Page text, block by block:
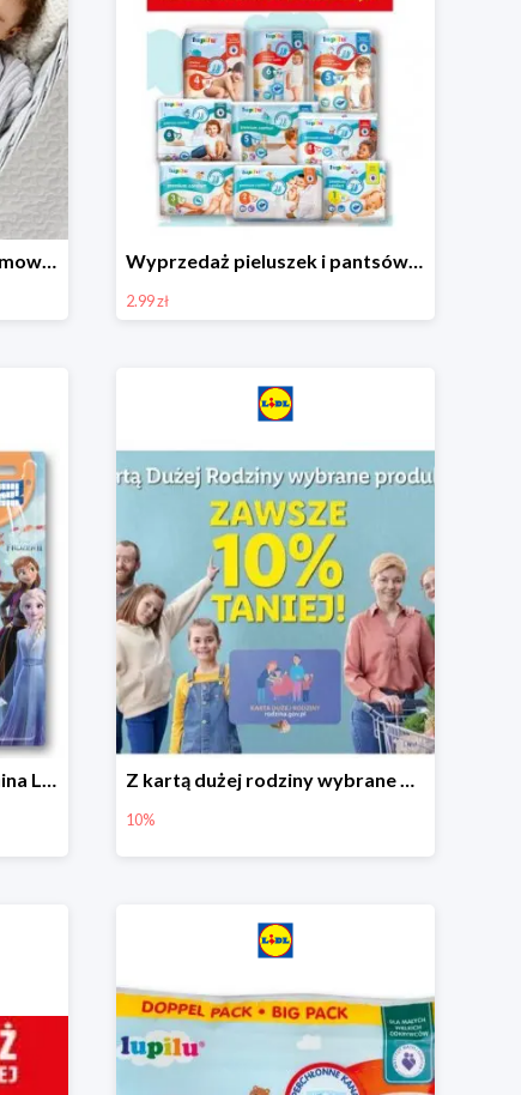
Ubranka i akcesoria dla niemowląt w Lidlu od 9,99 zł Wyprzedaż pieluszek i pantsów LUPILU od 2,99 zł
2.99 zł
Hit cenowy - Dispenser Kraina Lodu Z kartą dużej rodziny wybrane produkty w Lidlu -10%
10%